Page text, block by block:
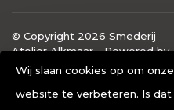
© Copyright 2026 Smederij
Atelier Alkmaar- Powered by
Lightspeed
- Theme by
Huysmans.me
-Smederij Atelier Alkmaar
Wij slaan cookies op om onze
website te verbeteren. Is dat